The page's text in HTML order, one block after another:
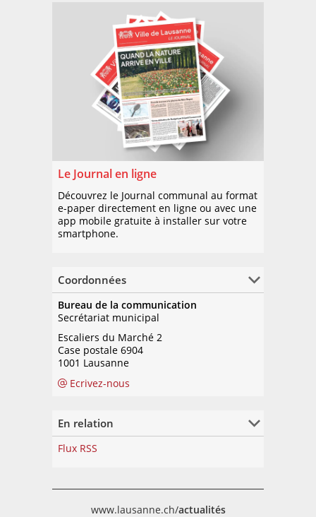
Le Journal en ligne
Découvrez le Journal communal au format
e-paper directement en ligne ou avec une
app mobile gratuite à installer sur votre
smartphone.
Coordonnées
Bureau de la communication
Secrétariat municipal
Escaliers du Marché 2
Case postale 6904
1001 Lausanne
Ecrivez-nous
En relation
Flux RSS
www.lausanne.ch/actualités